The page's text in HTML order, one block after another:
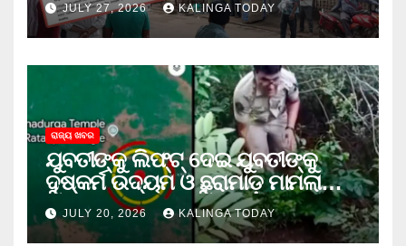
JULY 27, 2026 KALINGA TODAY
ରାଜ୍ୟ ଖବର
ଯୁବତୀଙ୍କୁ ଲିଫ୍‌ଟ୍‌ ଦେଇ ଯୁବତୀଙ୍କୁ
ଦୁଷ୍କର୍ମ ଉଦ୍ୟମ ଓ ଛୁରାମାଡ଼ ମାମଲାରେ
ଜେଲ ଗଲା ଅଭିଯୁକ୍ତ
JULY 20, 2026 KALINGA TODAY